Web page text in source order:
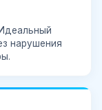
нарушения